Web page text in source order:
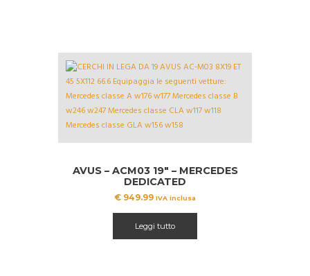
AVUS – ACM03 19″ – MERCEDES
DEDICATED
€ 949.99 IVA inclusa
Leggi tutto